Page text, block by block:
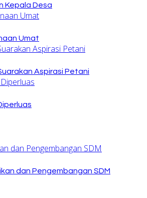
Kepala Desa
Umat
Aspirasi Petani
dan Pengembangan SDM